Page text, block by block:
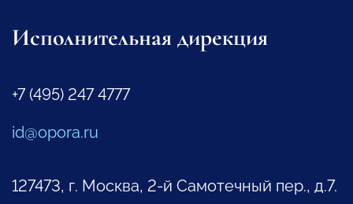
Исполнительная дирекция
+7 (495) 247 4777
id@opora.ru
127473, г. Москва, 2-й Самотечный пер., д.7.